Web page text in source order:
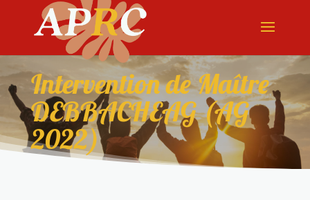
Intervention de Maître
DEBBACHEAG (AG
2022)